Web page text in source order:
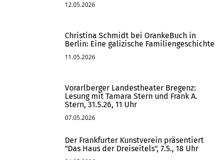
12.05.2026
Christina Schmidt bei OrankeBuch in
Berlin: Eine galizische Familiengeschichte
11.05.2026
Vorarlberger Landestheater Bregenz:
Lesung mit Tamara Stern und Frank A.
Stern, 31.5.26, 11 Uhr
07.05.2026
Der Frankfurter Kunstverein präsentiert
"Das Haus der Dreiseitels", 7.5., 18 Uhr